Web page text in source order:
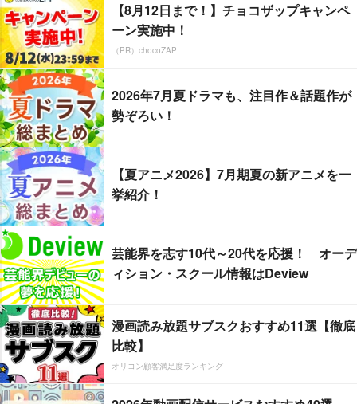
【8月12日まで！】チョコザップキャンペ
ーン実施中！
（PR）chocoZAP
2026年7月夏ドラマも、注目作＆話題作が
勢ぞろい！
【夏アニメ2026】7月期夏の新アニメを一
挙紹介！
芸能界を志す10代～20代を応援！ オーデ
ィション・スクール情報はDeview
漫画読み放題サブスクおすすめ11選【徹底
比較】
オリコン顧客満足度ランキング